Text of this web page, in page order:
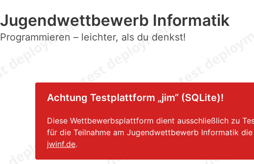
Jugendwettbewerb Informatik
Programmieren – leichter, als du denkst!
Achtung Testplattform „jim“ (SQLite)!
Diese Wettbewerbsplattform dient ausschließlich zu
für die Teilnahme am Jugendwettbewerb Informatik
jwinf.de.